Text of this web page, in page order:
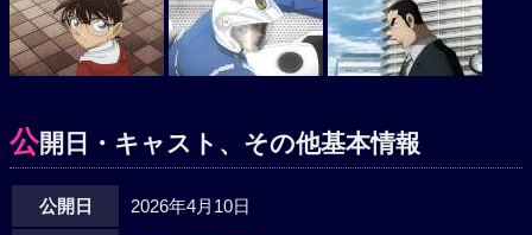
公開日・キャスト、その他基本情報
公開日 2026年4月10日